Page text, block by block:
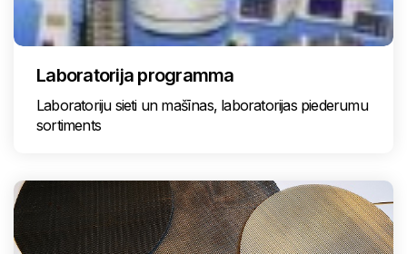
Laboratorija programma
Laboratoriju sieti un mašīnas, laboratorijas piederumu
sortiments